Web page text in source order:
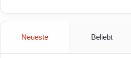
Neueste Beliebt